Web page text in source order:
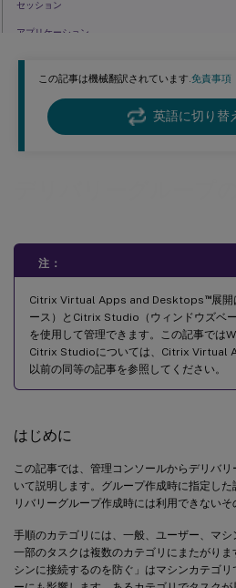
この記事は機械翻訳されています.免責事項
英語に切り替
注：
Citrix Virtual Apps and Desktops ™展開
ース）とCitrix Studio（ウィンドウズベ
を使用して管理できます。この記事では
Citrix Studioについては、Citrix Virtual
以前の同等の記事を参照してください。
はじめに
この記事では、管理コンソールからデリバ
いて説明します。グループ作成時に指定し
リバリーグループ作成時には利用できないそ
手順のカテゴリには、一般、ユーザー、マシ
一部のタスクは複数のカテゴリにまたがり
シンに接続するのを防ぐ」はマシンカテゴ
セッション
アプリケーション
トラブルシューティング